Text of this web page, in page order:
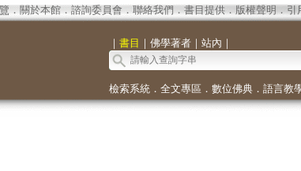
． 關於本館． 諮詢委員會． 聯絡我們 ． 書目提供． 版權聲明 ． 引
｜ 書目 ｜ 佛學著者｜ 站內 ｜
檢索系統． 全文專區 ． 數位佛典． 語言教